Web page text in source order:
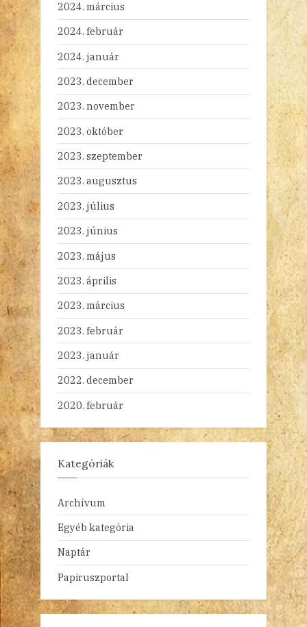
2024. március
2024. február
2024. január
2023. december
2023. november
2023. október
2023. szeptember
2023. augusztus
2023. július
2023. június
2023. május
2023. április
2023. március
2023. február
2023. január
2022. december
2020. február
Kategóriák
Archívum
Egyéb kategória
Naptár
Papiruszportal